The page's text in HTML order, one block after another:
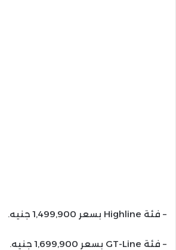
– فئة Highline بسعر 1,499,900 جنيه.
– فئة GT-Line بسعر 1,699,900 جنيه.